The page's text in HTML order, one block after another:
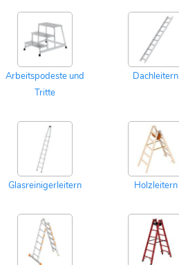
Arbeitspodeste und
Tritte
Dachleitern
Glasreinigerleitern Holzleitern